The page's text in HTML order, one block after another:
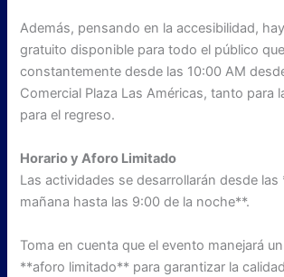
Además, pensando en la accesibilidad,
gratuito disponible para todo el público
constantemente desde las 10:00 AM
Comercial Plaza Las Américas, tanto para
para el regreso.
Horario y Aforo Limitado
Las actividades se desarrollarán desde las
mañana hasta las 9:00 de la noche**.
Toma en cuenta que el evento manejará
**aforo limitado** para garantizar la